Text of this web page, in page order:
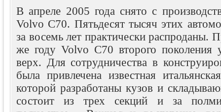
В апреле 2005 года снято с
Volvo С70. Пятьдесят тысяч этих
за восемь лет практически распроданы.
же году Volvo С70 второго поколения
верх. Для сотрудничества в
была привлечена известная
которой разработаны кузов и
состоит из трех секций и за